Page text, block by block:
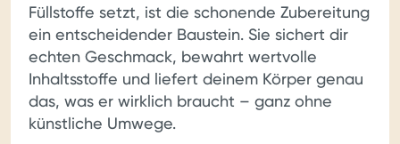
Füllstoffe setzt, ist die schonende Zubereitung
ein entscheidender Baustein. Sie sichert dir
echten Geschmack, bewahrt wertvolle
Inhaltsstoffe und liefert deinem Körper genau
das, was er wirklich braucht – ganz ohne
künstliche Umwege.